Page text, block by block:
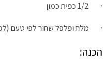
· 1/2 כפית כמון
· מלח ופלפל שחור לפי טעם
הכנה: